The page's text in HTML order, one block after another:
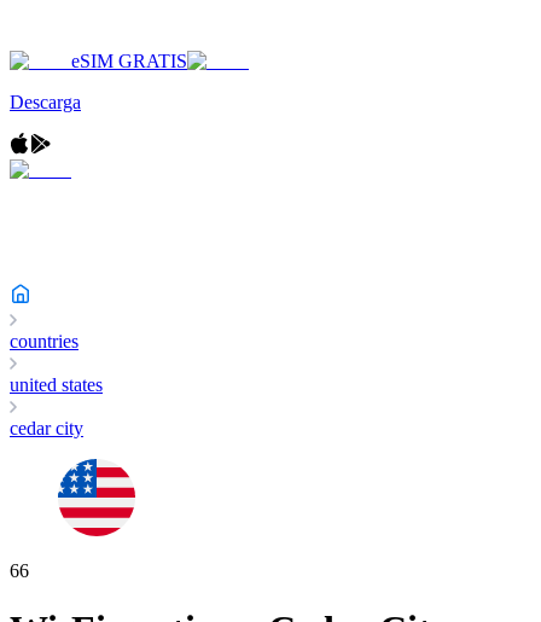
eSIM GRATIS
Descarga
countries
united states
cedar city
66